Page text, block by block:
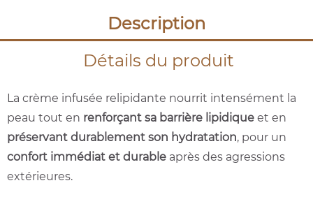
Description
Détails du produit
La crème infusée relipidante nourrit intensément la
peau tout en renforçant sa barrière lipidique et en
préservant durablement son hydratation, pour un
confort immédiat et durable après des agressions
extérieures.